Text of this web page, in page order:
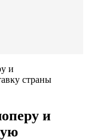
и
страны
и